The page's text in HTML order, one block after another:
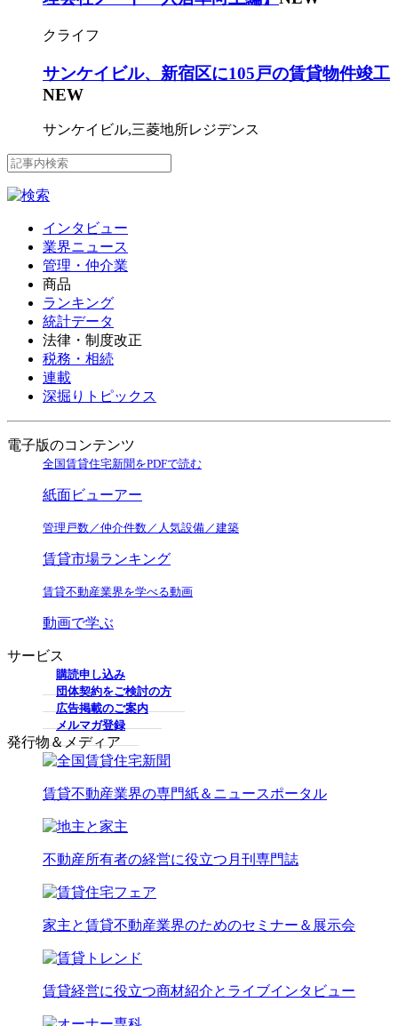
クライフ
サンケイビル、新宿区に105戸の賃貸物件竣工
NEW
サンケイビル,三菱地所レジデンス
インタビュー
業界ニュース
管理・仲介業
商品
ランキング
統計データ
法律・制度改正
税務・相続
連載
深掘りトピックス
電子版のコンテンツ
全国賃貸住宅新聞をPDFで読む
紙面ビューアー
管理戸数／仲介件数／人気設備／建築
賃貸市場ランキング
賃貸不動産業界を学べる動画
動画で学ぶ
サービス
購読申し込み
団体契約をご検討の方
広告掲載のご案内
メルマガ登録
発行物＆メディア
賃貸不動産業界の専門紙＆ニュースポータル
不動産所有者の経営に役立つ月刊専門誌
家主と賃貸不動産業界のためのセミナー＆展示会
賃貸経営に役立つ商材紹介とライブインタビュー